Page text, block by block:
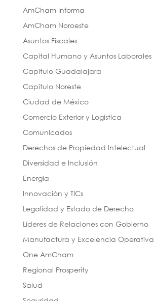
AmCham Informa
AmCham Noroeste
Asuntos Fiscales
Capital Humano y Asuntos Laborales
Capítulo Guadalajara
Capítulo Noreste
Ciudad de México
Comercio Exterior y Logística
Comunicados
Derechos de Propiedad Intelectual
Diversidad e Inclusión
Energía
Innovación y TICs
Legalidad y Estado de Derecho
Líderes de Relaciones con Gobierno
Manufactura y Excelencia Operativa
One AmCham
Regional Prosperity
Salud